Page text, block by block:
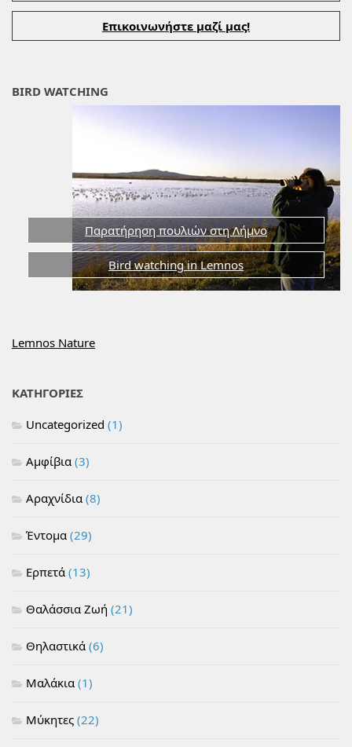
Επικοινωνήστε μαζί μας!
BIRD WATCHING
Παρατήρηση πουλιών στη Λήμνο
Bird watching in Lemnos
Lemnos Nature
ΚΑΤΗΓΟΡΙΕΣ
Uncategorized (1)
Αμφίβια (3)
Αραχνίδια (8)
Έντομα (29)
Ερπετά (13)
Θαλάσσια Ζωή (21)
Θηλαστικά (6)
Μαλάκια (1)
Μύκητες (22)